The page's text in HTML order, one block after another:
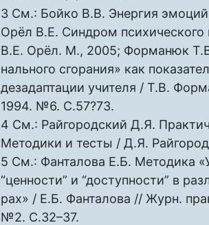
3 См.: Бойко В.В. Энергия
Орёл В.Е. Синдром психического
В.Е. Орёл. М., 2005; Форманюк
нального сгорания» как
дезадаптации учителя / Т.В.
1994. №6. С.57?73.
4 См.: Райгородский Д.Я.
Методики и тесты / Д.Я.
5 См.: Фанталова Е.Б. Методика
“ценности” и “доступности” в
рах» / Е.Б. Фанталова // Журн.
№2. С.32–37.